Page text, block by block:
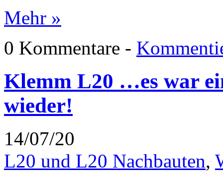
Mehr »
0 Kommentare -
Klemm L20 …es war
wieder!
14/07/20
L20 und L20 Nachbauten,